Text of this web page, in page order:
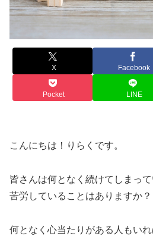
X Facebook
Pocket LINE
こんにちは！りらくです。
皆さんは何となく続けてしまっ
苦労していることはありますか？
何となく心当たりがある人もい